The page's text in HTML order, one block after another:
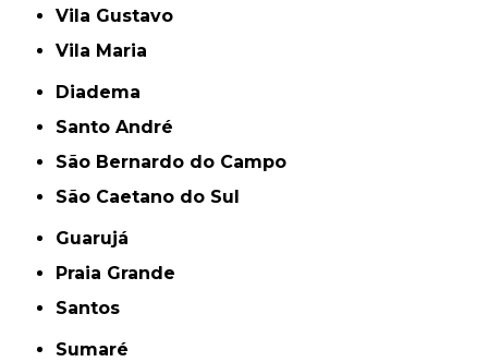
Vila Gustavo
Vila Maria
Diadema
Santo André
São Bernardo do Campo
São Caetano do Sul
Guarujá
Praia Grande
Santos
Sumaré